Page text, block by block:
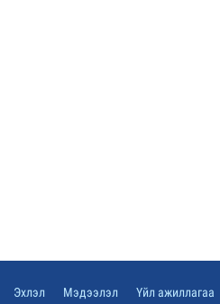
Эхлэл Мэдээлэл Үйл ажиллагаа